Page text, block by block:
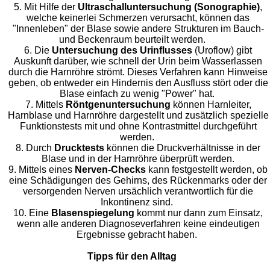
5. Mit Hilfe der Ultraschalluntersuchung (Sonographie),
welche keinerlei Schmerzen verursacht, können das
"Innenleben" der Blase sowie andere Strukturen im Bauch-
und Beckenraum beurteilt werden.
6. Die Untersuchung des Urinflusses (Uroflow) gibt
Auskunft darüber, wie schnell der Urin beim Wasserlassen
durch die Harnröhre strömt. Dieses Verfahren kann Hinweise
geben, ob entweder ein Hindernis den Ausfluss stört oder die
Blase einfach zu wenig "Power" hat.
7. Mittels Röntgenuntersuchung können Harnleiter,
Harnblase und Harnröhre dargestellt und zusätzlich spezielle
Funktionstests mit und ohne Kontrastmittel durchgeführt
werden.
8. Durch Drucktests können die Druckverhältnisse in der
Blase und in der Harnröhre überprüft werden.
9. Mittels eines Nerven-Checks kann festgestellt werden, ob
eine Schädigungen des Gehirns, des Rückenmarks oder der
versorgenden Nerven ursächlich verantwortlich für die
Inkontinenz sind.
10. Eine Blasenspiegelung kommt nur dann zum Einsatz,
wenn alle anderen Diagnoseverfahren keine eindeutigen
Ergebnisse gebracht haben.
Tipps für den Alltag